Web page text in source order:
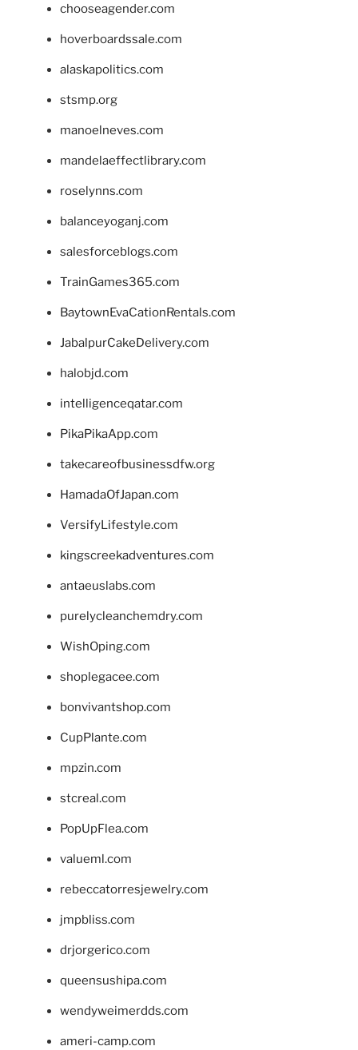
chooseagender.com
hoverboardssale.com
alaskapolitics.com
stsmp.org
manoelneves.com
mandelaeffectlibrary.com
roselynns.com
balanceyoganj.com
salesforceblogs.com
TrainGames365.com
BaytownEvaCationRentals.com
JabalpurCakeDelivery.com
halobjd.com
intelligenceqatar.com
PikaPikaApp.com
takecareofbusinessdfw.org
HamadaOfJapan.com
VersifyLifestyle.com
kingscreekadventures.com
antaeuslabs.com
purelycleanchemdry.com
WishOping.com
shoplegacee.com
bonvivantshop.com
CupPlante.com
mpzin.com
stcreal.com
PopUpFlea.com
valueml.com
rebeccatorresjewelry.com
jmpbliss.com
drjorgerico.com
queensushipa.com
wendyweimerdds.com
ameri-camp.com